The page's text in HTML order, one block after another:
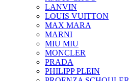
LANVIN
LOUIS VUITTON
MAX MARA
MARNI
MIU MIU
MONCLER
PRADA
PHILIPP PLEIN